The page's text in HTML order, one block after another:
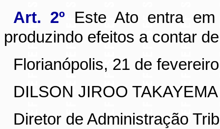
Art. 2º Este Ato entra
produzindo efeitos a contar
Florianópolis, 21 de
DILSON JIROO TAKAYEMA
Diretor de Administração